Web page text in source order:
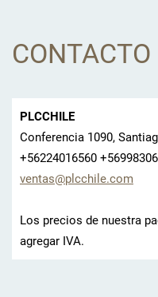
CONTACTO
PLCCHILE
Conferencia 1090,
+56224016560
ventas@plcchile.com
Los precios de nuestra
agregar IVA.